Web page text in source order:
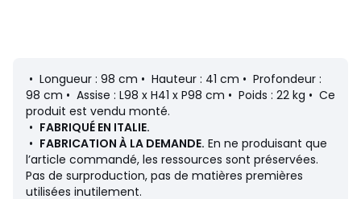
viscose, 6% lin, 590 g/m², bouclette
• Finition surpiquée
• Échantillons de tissus disponibles sur le site, tapez
"Échantillons Jacopo" dans le moteur de recherche
• Structure : panneau de particules, multiplis, sapin massif
• Suspension : sangles élastiquées
• Pieds : hêtre vernis nitrocellulosique
• Hauteur des pieds : 8 cm
• Longueur : 98 cm • Hauteur : 41 cm • Profondeur :
98 cm • Assise : L98 x H41 x P98 cm • Poids : 22 kg • Ce
produit est vendu monté.
• FABRIQUÉ EN ITALIE.
• FABRICATION À LA DEMANDE. En ne produisant que
l’article commandé, les ressources sont préservées.
Pas de surproduction, pas de matières premières
utilisées inutilement.